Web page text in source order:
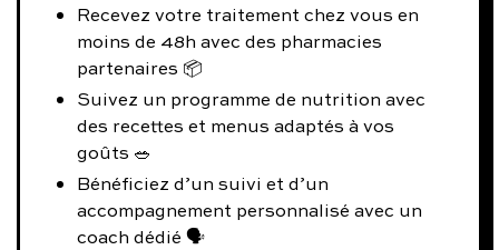
Recevez votre traitement chez vous en
moins de 48h avec des pharmacies
partenaires 📦
Suivez un programme de nutrition avec
des recettes et menus adaptés à vos
goûts 🥗
Bénéficiez d’un suivi et d’un
accompagnement personnalisé avec un
coach dédié 🗣️